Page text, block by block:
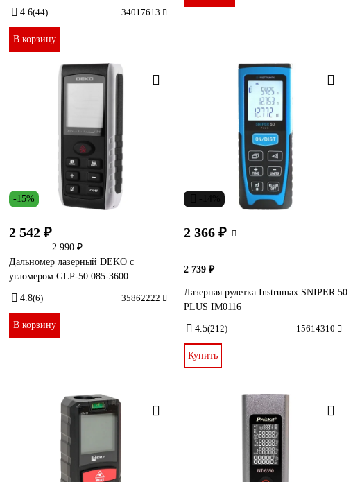
4.6(44) 34017613
В корзину
-15%
2 542 ₽
2 990 ₽
Дальномер лазерный DEKO с
угломером GLP-50 085-3600
4.8(6) 35862222
В корзину
2 366 ₽
2 739 ₽
Лазерная рулетка Instrumax SNIPER 50
PLUS IM0116
4.5(212) 15614310
Купить